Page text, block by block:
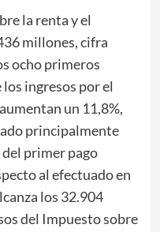
la renta y el
millones, cifra
ocho primeros
los ingresos por el
un 11,8%,
principalmente
primer pago
al efectuado en
los 32.904
del Impuesto sobre